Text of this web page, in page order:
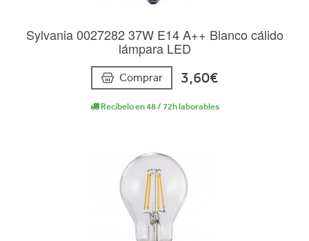
Sylvania 0027282 37W E14 A++ Blanco cálido
lámpara LED
Comprar 3,60€
Recíbelo en 48 / 72h laborables